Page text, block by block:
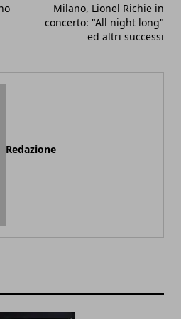
Milano, Lionel Richie in
concerto: "All night long"
ed altri successi
Redazione